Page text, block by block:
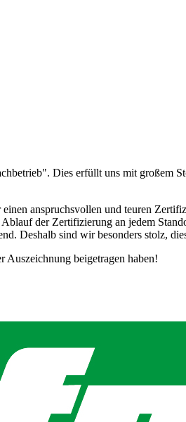
Dies erfüllt uns mit großem
anspruchsvollen und teuren
der Zertifizierung an jedem
Deshalb sind wir besonders stolz,
beigetragen haben!